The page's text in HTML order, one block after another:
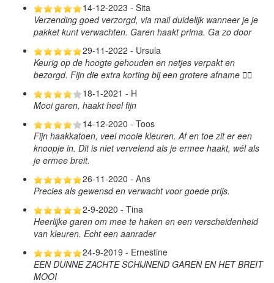
14-12-2023 - Sita
Verzending goed verzorgd, via mail duidelijk wanneer je je
pakket kunt verwachten. Garen haakt prima. Ga zo door
29-11-2022 - Ursula
Keurig op de hoogte gehouden en netjes verpakt en
bezorgd. Fijn die extra korting bij een grotere afname 👍🏻
18-1-2021 - H
Mooi garen, haakt heel fijn
14-12-2020 - Toos
Fijn haakkatoen, veel mooie kleuren. Af en toe zit er een
knoopje in. Dit is niet vervelend als je ermee haakt, wél als
je ermee breit.
26-11-2020 - Ans
Precies als gewensd en verwacht voor goede prijs.
2-9-2020 - Tina
Heerlijke garen om mee te haken en een verscheidenheid
van kleuren. Echt een aanrader
24-9-2019 - Ernestine
EEN DUNNE ZACHTE SCHIJNEND GAREN EN HET BREIT
MOOI